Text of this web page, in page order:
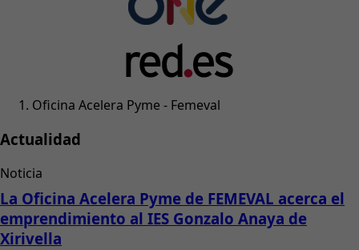
Oficina Acelera Pyme - Femeval
Actualidad
Noticia
La Oficina Acelera Pyme de FEMEVAL acerca el
emprendimiento al IES Gonzalo Anaya de
Xirivella